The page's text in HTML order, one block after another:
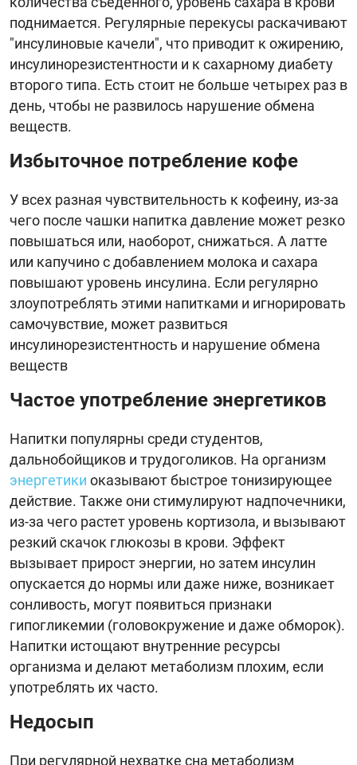
поднимается. Регулярные перекусы раскачивают
"инсулиновые качели", что приводит к ожирению,
инсулинорезистентности и к сахарному диабету
второго типа. Есть стоит не больше четырех раз в
день, чтобы не развилось нарушение обмена
веществ.
Избыточное потребление кофе
У всех разная чувствительность к кофеину, из-за
чего после чашки напитка давление может резко
повышаться или, наоборот, снижаться. А латте
или капучино с добавлением молока и сахара
повышают уровень инсулина. Если регулярно
злоупотреблять этими напитками и игнорировать
самочувствие, может развиться
инсулинорезистентность и нарушение обмена
веществ
Частое употребление энергетиков
Напитки популярны среди студентов,
дальнобойщиков и трудоголиков. На организм
энергетики оказывают быстрое тонизирующее
действие. Также они стимулируют надпочечники,
из-за чего растет уровень кортизола, и вызывают
резкий скачок глюкозы в крови. Эффект
вызывает прирост энергии, но затем инсулин
опускается до нормы или даже ниже, возникает
сонливость, могут появиться признаки
гипогликемии (головокружение и даже обморок).
Напитки истощают внутренние ресурсы
организма и делают метаболизм плохим, если
употреблять их часто.
Недосып
При регулярной нехватке сна метаболизм